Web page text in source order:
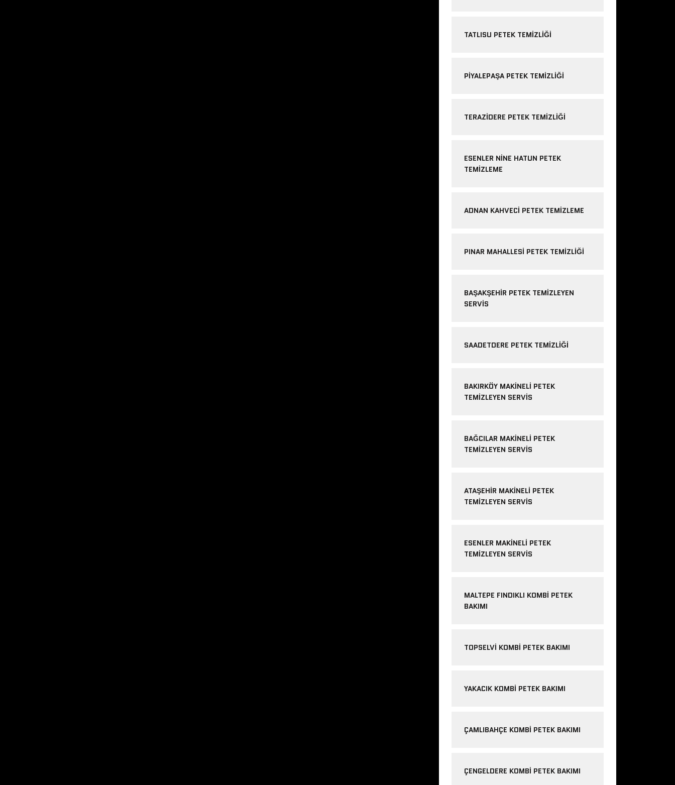
TATLISU PETEK TEMIZLIĞI
PIYALEPAŞA PETEK TEMIZLIĞI
TERAZIDERE PETEK TEMIZLIĞI
ESENLER NINE HATUN PETEK
TEMIZLEME
ADNAN KAHVECI PETEK TEMIZLEME
PINAR MAHALLESI PETEK TEMIZLIĞI
BAŞAKŞEHIR PETEK TEMIZLEYEN
SERVIS
SAADETDERE PETEK TEMIZLIĞI
BAKIRKÖY MAKINELI PETEK
TEMIZLEYEN SERVIS
BAĞCILAR MAKINELI PETEK
TEMIZLEYEN SERVIS
ATAŞEHIR MAKINELI PETEK
TEMIZLEYEN SERVIS
ESENLER MAKINELI PETEK
TEMIZLEYEN SERVIS
MALTEPE FINDIKLI KOMBI PETEK
BAKIMI
TOPSELVI KOMBI PETEK BAKIMI
YAKACIK KOMBI PETEK BAKIMI
ÇAMLIBAHÇE KOMBI PETEK BAKIMI
ÇENGELDERE KOMBI PETEK BAKIMI